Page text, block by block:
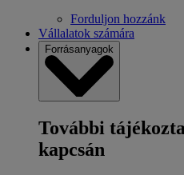
Forduljon hozzánk
Vállalatok számára
Forrásanyagok
További
kapcsán